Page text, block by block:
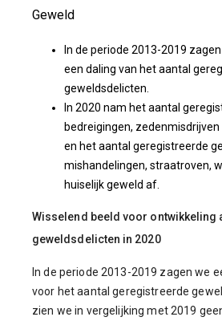
Geweld
In de periode 2013-2019
een daling van het aantal
geweldsdelicten.
In 2020 nam het aantal
bedreigingen,
en het aantal geregistreerde
mishandelingen, straatroven,
huiselijk geweld af.
Wisselend beeld voor ontwikkeling
geweldsdelicten in 2020
In de periode 2013-2019 zagen we
voor het aantal geregistreerde
zien we in vergelijking met 2019